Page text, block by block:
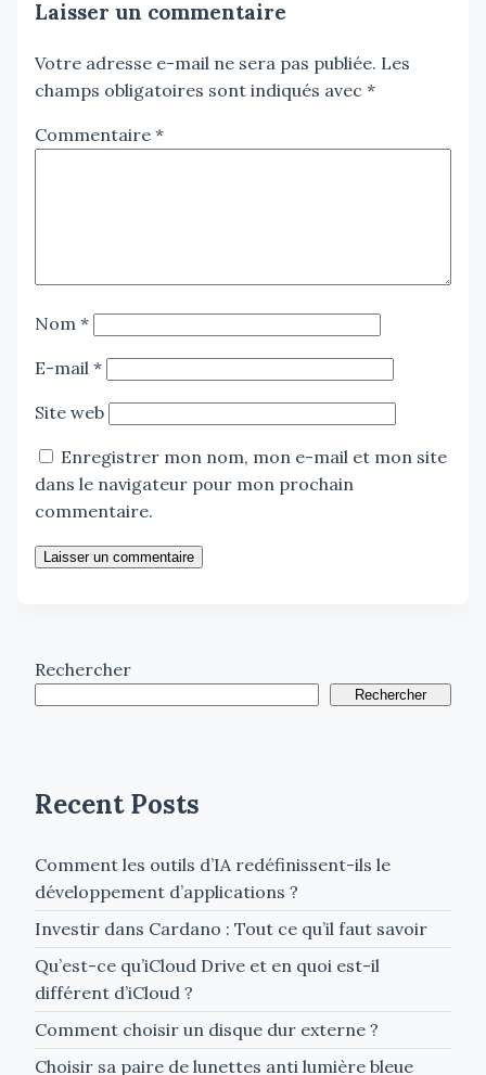
Laisser un commentaire
Votre adresse e-mail ne sera pas publiée. Les
champs obligatoires sont indiqués avec *
Commentaire *
Nom *
E-mail *
Site web
Enregistrer mon nom, mon e-mail et mon site
dans le navigateur pour mon prochain
commentaire.
Laisser un commentaire
Rechercher
Rechercher
Recent Posts
Comment les outils d’IA redéfinissent-ils le
développement d’applications ?
Investir dans Cardano : Tout ce qu’il faut savoir
Qu’est-ce qu’iCloud Drive et en quoi est-il
différent d’iCloud ?
Comment choisir un disque dur externe ?
Choisir sa paire de lunettes anti lumière bleue